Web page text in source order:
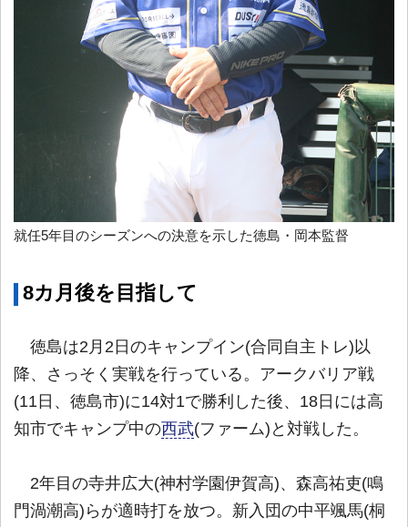
就任5年目のシーズンへの決意を示した徳島・岡本監督
8カ月後を目指して
徳島は2月2日のキャンプイン(合同自主トレ)以
降、さっそく実戦を行っている。アークバリア戦
(11日、徳島市)に14対1で勝利した後、18日には高
知市でキャンプ中の西武(ファーム)と対戦した。
2年目の寺井広大(神村学園伊賀高)、森高祐吏(鳴
門渦潮高)らが適時打を放つ。新入団の中平颯馬(桐